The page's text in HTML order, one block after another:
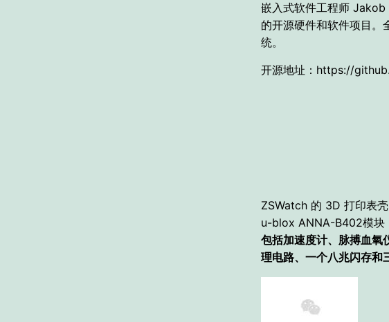
嵌入式软件工程师
的开源硬件和软件项目
统。
开源地址：https://
ZSWatch 的 3D 打印表
u-blox ANNA-B402模块
包括加速度计、脉搏血氧
理电路、一个八兆闪存和